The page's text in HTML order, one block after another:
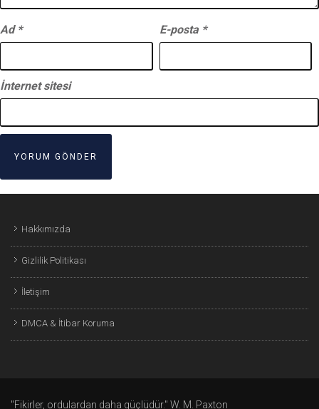
Ad * E-posta *
İnternet sitesi
Hakkımızda
Gizlilik Politikası
İletişim
DMCA & İtibar Koruma
"Fikirler, ordulardan daha güçlüdür." W. M. Paxton